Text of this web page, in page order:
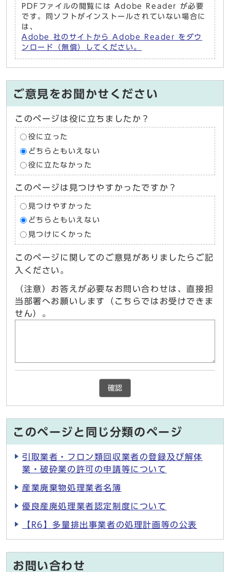
PDFファイルの閲覧には Adobe Reader が必要
です。同ソフトがインストールされていない場合に
は、
Adobe 社のサイトから Adobe Reader をダウ
ンロード（無償）してください。
ご意見をお聞かせください
このページは役に立ちましたか？
役に立った
どちらともいえない
役に立たなかった
このページは見つけやすかったですか？
見つけやすかった
どちらともいえない
見つけにくかった
このページに関してのご意見がありましたらご記
入ください。
（注意）お答えが必要なお問い合わせは、直接担
当部署へお願いします（こちらではお受けできま
せん）。
確認
このページと同じ分類のページ
引取業者・フロン類回収業者の登録及び解体
業・破砕業の許可の申請等について
産業廃棄物処理業者名簿
優良産廃処理業者認定制度について
【R6】多量排出事業者の処理計画等の公表
お問い合わせ